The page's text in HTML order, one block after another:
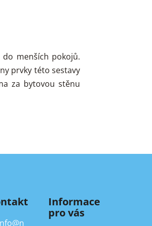
menších pokojů.
prvky této sestavy
za bytovou stěnu
@n
Informace
pro vás